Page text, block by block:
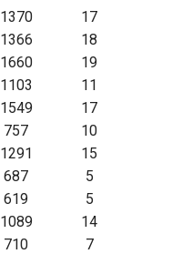
1370
17
1366
18
1660
19
1103
11
1549
17
757
10
1291
15
687
5
619
5
1089
14
710
7